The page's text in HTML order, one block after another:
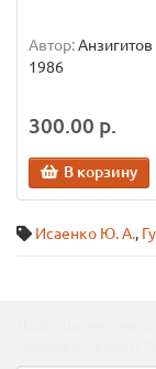
Автор:
1986
300.00 р.
В корзину
Исаенко Ю. А.,